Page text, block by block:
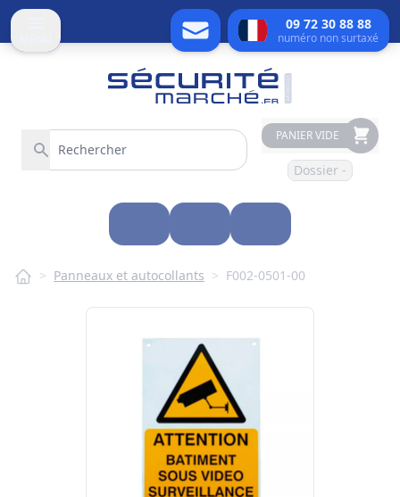
09 72 30 88 88
numéro non surtaxé
PANIER VIDE
Dossier -
> Panneaux et autocollants > F002-0501-00